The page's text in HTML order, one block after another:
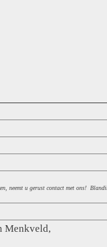
neemt u gerust contact met ons!
Menkveld,